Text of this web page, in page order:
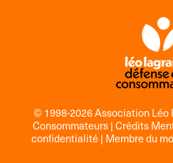
© 1998-2026 Association Léo
Consommateurs |Crédits
confidentialité| Membre du